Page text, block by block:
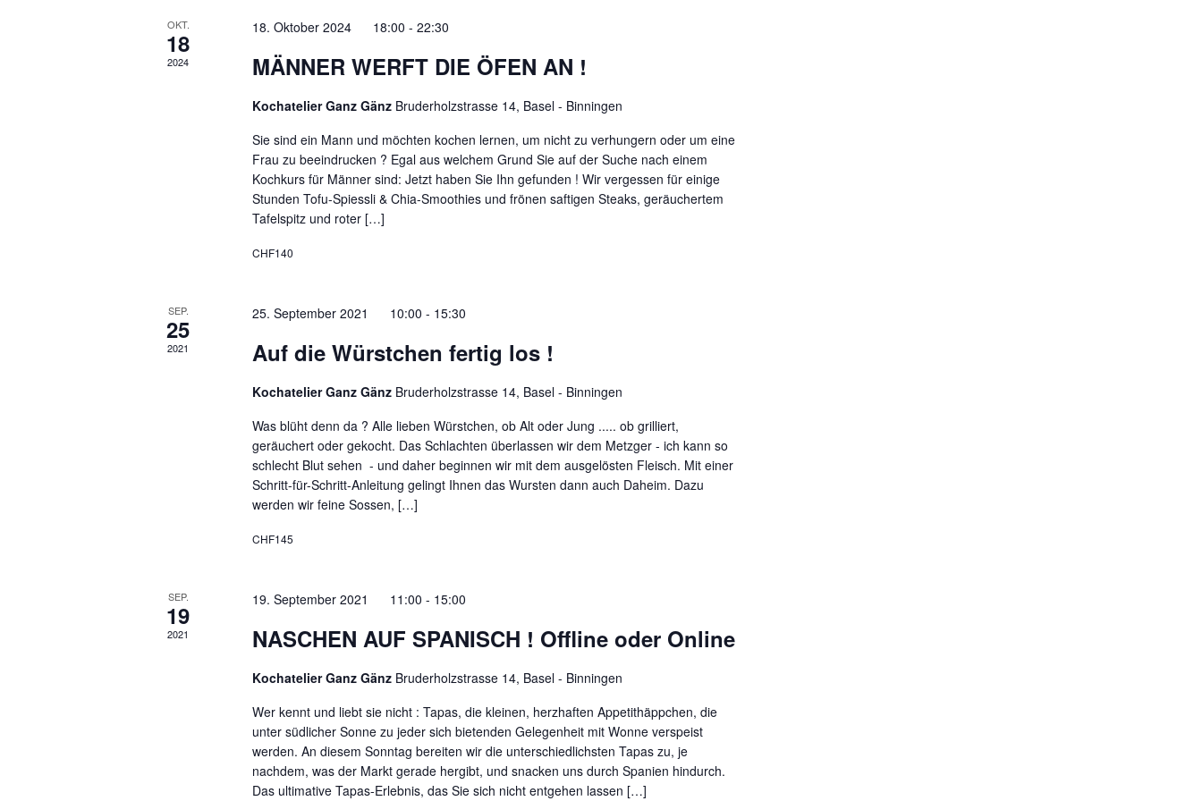
OKT.
18
2024
18. Oktober 2024 18:00 -22:30
MÄNNER WERFT DIE ÖFEN AN !
Kochatelier Ganz Gänz Bruderholzstrasse 14, Basel - Binningen
Sie sind ein Mann und möchten kochen lernen, um nicht zu verhungern oder um eine
Frau zu beeindrucken ? Egal aus welchem Grund Sie auf der Suche nach einem
Kochkurs für Männer sind: Jetzt haben Sie Ihn gefunden ! Wir vergessen für einige
Stunden Tofu-Spiessli & Chia-Smoothies und frönen saftigen Steaks, geräuchertem
Tafelspitz und roter […]
CHF140
SEP.
25
2021
25. September 2021 10:00 - 15:30
Auf die Würstchen fertig los !
Kochatelier Ganz Gänz Bruderholzstrasse 14, Basel - Binningen
Was blüht denn da ? Alle lieben Würstchen, ob Alt oder Jung ..... ob grilliert,
geräuchert oder gekocht. Das Schlachten überlassen wir dem Metzger - ich kann so
schlecht Blut sehen - und daher beginnen wir mit dem ausgelösten Fleisch. Mit einer
Schritt-für-Schritt-Anleitung gelingt Ihnen das Wursten dann auch Daheim. Dazu
werden wir feine Sossen, […]
CHF145
SEP.
19
2021
19. September 2021 11:00 - 15:00
NASCHEN AUF SPANISCH ! Offline oder Online
Kochatelier Ganz Gänz Bruderholzstrasse 14, Basel - Binningen
Wer kennt und liebt sie nicht : Tapas, die kleinen, herzhaften Appetithäppchen, die
unter südlicher Sonne zu jeder sich bietenden Gelegenheit mit Wonne verspeist
werden. An diesem Sonntag bereiten wir die unterschiedlichsten Tapas zu, je
nachdem, was der Markt gerade hergibt, und snacken uns durch Spanien hindurch.
Das ultimative Tapas-Erlebnis, das Sie sich nicht entgehen lassen […]